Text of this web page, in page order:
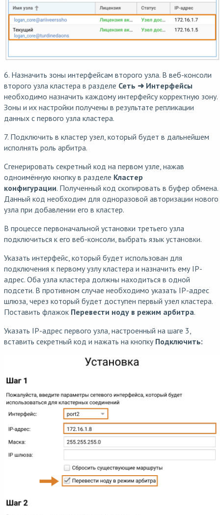
6. Назначить зоны интерфейсам второго узла. В веб-консоли
второго узла кластера в разделе Сеть ➜ Интерфейсы
необходимо назначить каждому интерфейсу корректную зону.
Зоны и их настройки получены в результате репликации
данных с первого узла кластера.
7. Подключить в кластер узел, который будет в дальнейшем
исполнять роль арбитра.
Сгенерировать секретный код на первом узле, нажав
одноимённую кнопку в разделе Кластер
конфигурации. Полученный код скопировать в буфер обмена.
Данный код необходим для одноразовой авторизации нового
узла при добавлении его в кластер.
В процессе первоначальной установки третьего узла
подключиться к его веб-консоли, выбрать язык установки.
Указать интерфейс, который будет использован для
подключения к первому узлу кластера и назначить ему IP-
адрес. Оба узла кластера должны находиться в одной
подсети. В противном случае необходимо указать IP-адрес
шлюза, через который будет доступен первый узел кластера.
Поставить флажок Перевести ноду в режим арбитра.
Указать IP-адрес первого узла, настроенный на шаге 3,
вставить секретный код и нажать на кнопку Подключить: